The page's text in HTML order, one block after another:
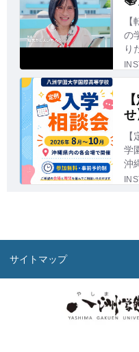
サイトマップ